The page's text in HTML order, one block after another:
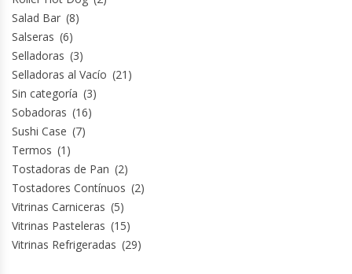
Repuestos Hornos Turbos
Revolvedoras De Masas
Roller Hot Dog
Salseras
Selladoras
Selladoras Al Vacío
Salad Bar (8)
Salseras (6)
Selladoras (3)
Selladoras al Vacío (21)
Sin categoría (3)
Sobadoras (16)
Sushi Case (7)
Termos (1)
Tostadoras de Pan (2)
Tostadores Contínuos (2)
Vitrinas Carniceras (5)
Vitrinas Pasteleras (15)
Vitrinas Refrigeradas (29)